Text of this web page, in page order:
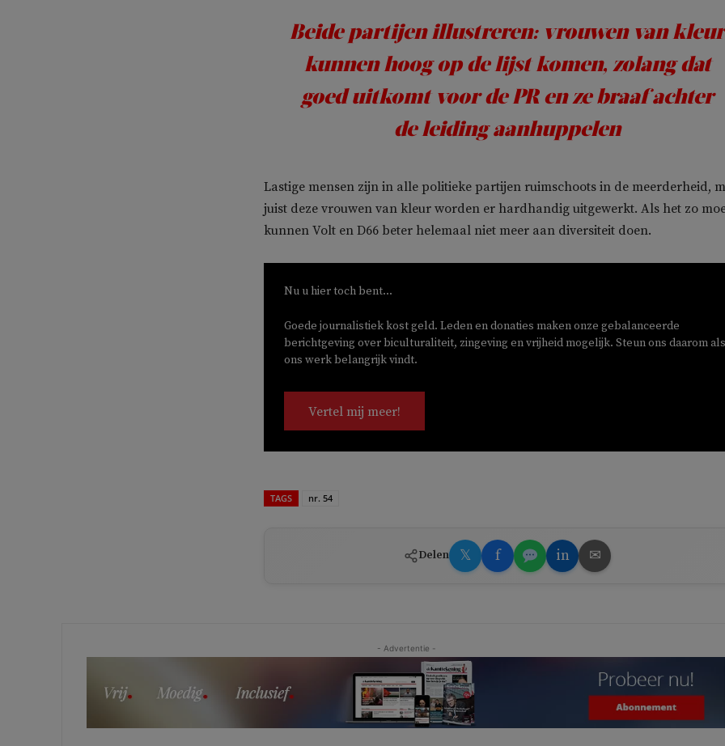
Beide partijen illustreren: vrouwen van kleur
kunnen hoog op de lijst komen, zolang dat
goed uitkomt voor de PR en ze braaf achter
de leiding aanhuppelen
Lastige mensen zijn in alle politieke partijen ruimschoots in de meerderheid,
juist deze vrouwen van kleur worden er hardhandig uitgewerkt. Als het zo
kunnen Volt en D66 beter helemaal niet meer aan diversiteit doen.
Nu u hier toch bent...
Goede journalistiek kost geld. Leden en donaties maken onze gebalanceerde
berichtgeving over biculturaliteit, zingeving en vrijheid mogelijk. Steun ons daarom
ons werk belangrijk vindt.
Vertel mij meer!
TAGS nr. 54
Delen 𝕏 f in ✉
- Advertentie -